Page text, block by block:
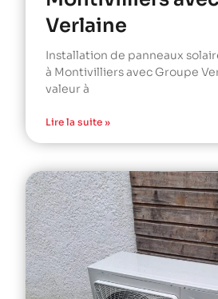
Verlaine
Installation de panneaux
à Montivilliers avec Groupe
valeur à
Lire la suite »